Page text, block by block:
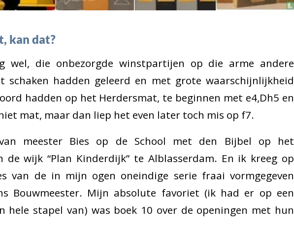
kan dat?
wel, die onbezorgde winstpartijen op die arme andere
schaken hadden geleerd en met grote waarschijnlijkheid
hadden op het Herdersmat, te beginnen met e4,Dh5 en
mat, maar dan liep het even later toch mis op f7.
meester Bies op de School met den Bijbel op het
de wijk “Plan Kinderdijk” te Alblasserdam. En ik kreeg op
van de in mijn ogen oneindige serie fraai vormgegeven
Bouwmeester. Mijn absolute favoriet (ik had er op een
hele stapel van) was boek 10 over de openingen met hun